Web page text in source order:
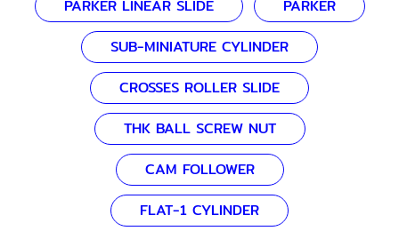
PARKER LINEAR SLIDE
PARKER
SUB-MINIATURE CYLINDER
CROSSES ROLLER SLIDE
THK BALL SCREW NUT
CAM FOLLOWER
FLAT-1 CYLINDER